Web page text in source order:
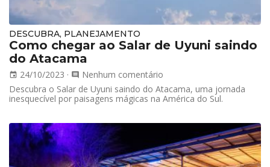
DESCUBRA, PLANEJAMENTO
Como chegar ao Salar de Uyuni saindo
do Atacama
event 24/10/2023 · comment Nenhum comentário
Descubra o Salar de Uyuni saindo do Atacama, uma jornada
inesquecível por paisagens mágicas na América do Sul.